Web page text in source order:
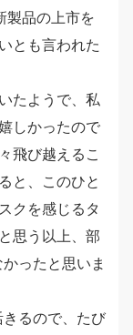
製品の上市を
とも言われた
たようで、私
しかったので
飛び越えるこ
と、このひと
クを感じるタ
思う以上、部
ったと思いま
るので、たび